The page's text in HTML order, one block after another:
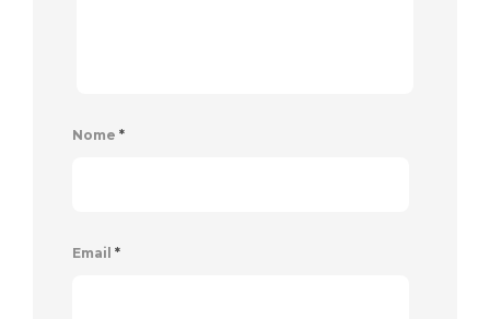
Nome *
Email *